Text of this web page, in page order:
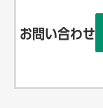
お問い合わせ